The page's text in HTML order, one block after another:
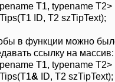
T1, typename T2>
ID, T2 szTipText);
в функции можно
ссылку на массив:
T1, typename T2>
& ID, T2 szTipText);